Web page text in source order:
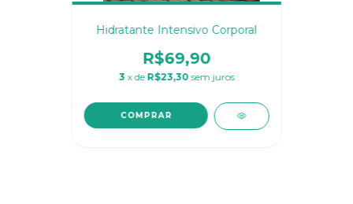
Hidratante Intensivo Corporal
R$69,90
3 x de R$23,30 sem juros